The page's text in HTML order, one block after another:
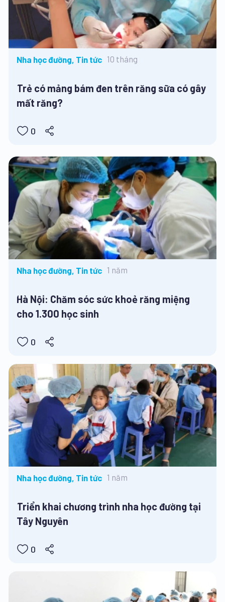
Nha học đường, Tin tức 10 tháng
Trẻ có mảng bám đen trên răng sữa có gây
mất răng?
0
Nha học đường, Tin tức 1 năm
Hà Nội: Chăm sóc sức khoẻ răng miệng
cho 1.300 học sinh
0
Nha học đường, Tin tức 1 năm
Triển khai chương trình nha học đường tại
Tây Nguyên
0